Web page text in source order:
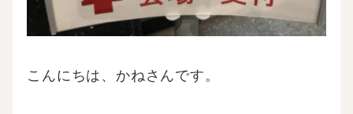
こんにちは、かねさんです。